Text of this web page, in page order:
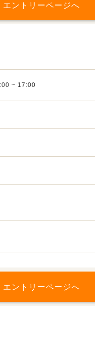
エントリーページへ
~ 17:00
エントリーページへ